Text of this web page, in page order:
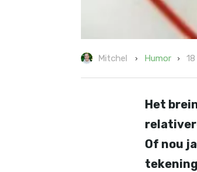
Mitchel Humor
Het
Of nou